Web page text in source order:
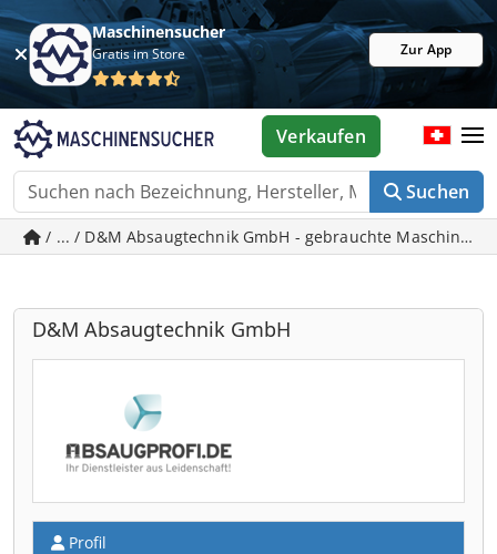
Maschinensucher
Gratis im Store Zur App
Suchen
Verkaufen
/ ... / D&M Absaugtechnik GmbH - gebrauchte Maschinen
D&M Absaugtechnik GmbH
Profil